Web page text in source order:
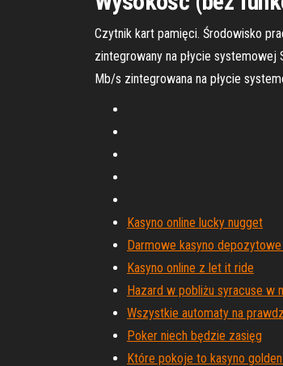
Czytnik kart pamięci. Środowisko
zintegrowany na płycie systemowej
Mb/s zintegrowana na płycie
Kasyno online lucky nugget
Darmowe kasyno
Kasyno online z let it ride
Hazard w pobliżu syracuse w
Wszystkie automaty na
Poker niech będzie zasięg
Które pokoje to kasyno